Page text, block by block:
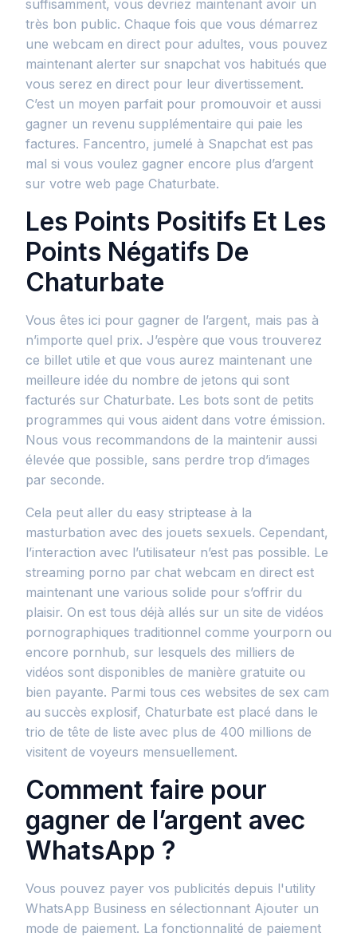
suffisamment, vous devriez maintenant avoir un
très bon public. Chaque fois que vous démarrez
une webcam en direct pour adultes, vous pouvez
maintenant alerter sur snapchat vos habitués que
vous serez en direct pour leur divertissement.
C’est un moyen parfait pour promouvoir et aussi
gagner un revenu supplémentaire qui paie les
factures. Fancentro, jumelé à Snapchat est pas
mal si vous voulez gagner encore plus d’argent
sur votre web page Chaturbate.
Les Points Positifs Et Les
Points Négatifs De
Chaturbate
Vous êtes ici pour gagner de l’argent, mais pas à
n’importe quel prix. J’espère que vous trouverez
ce billet utile et que vous aurez maintenant une
meilleure idée du nombre de jetons qui sont
facturés sur Chaturbate. Les bots sont de petits
programmes qui vous aident dans votre émission.
Nous vous recommandons de la maintenir aussi
élevée que possible, sans perdre trop d’images
par seconde.
Cela peut aller du easy striptease à la
masturbation avec des jouets sexuels. Cependant,
l’interaction avec l’utilisateur n’est pas possible. Le
streaming porno par chat webcam en direct est
maintenant une various solide pour s’offrir du
plaisir. On est tous déjà allés sur un site de vidéos
pornographiques traditionnel comme yourporn ou
encore pornhub, sur lesquels des milliers de
vidéos sont disponibles de manière gratuite ou
bien payante. Parmi tous ces websites de sex cam
au succès explosif, Chaturbate est placé dans le
trio de tête de liste avec plus de 400 millions de
visitent de voyeurs mensuellement.
Comment faire pour
gagner de l’argent avec
WhatsApp ?
Vous pouvez payer vos publicités depuis l'utility
WhatsApp Business en sélectionnant Ajouter un
mode de paiement. La fonctionnalité de paiement